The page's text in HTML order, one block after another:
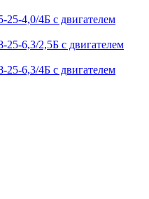
4,0/4Б с двигателем
6,3/2,5Б с двигателем
6,3/4Б с двигателем